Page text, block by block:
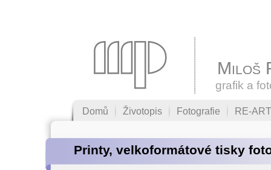
Miloš
grafik a
Domů Životopis Fotografie RE-ART
Printy, velkoformátové tisky